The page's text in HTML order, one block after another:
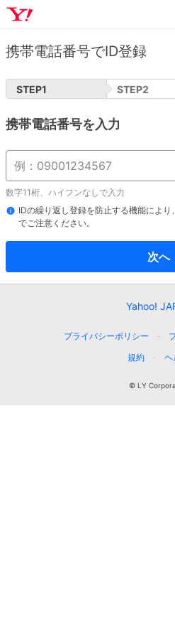
携帯電話番号でID登録
STEP1 STEP2
携帯電話番号を入力
数字11桁、ハイフンなしで入力
IDの繰り返し登録を防止する機能によ
でご注意ください。
次へ
Yahoo!
プライバシーポリシー
規約
ヘ
© LY